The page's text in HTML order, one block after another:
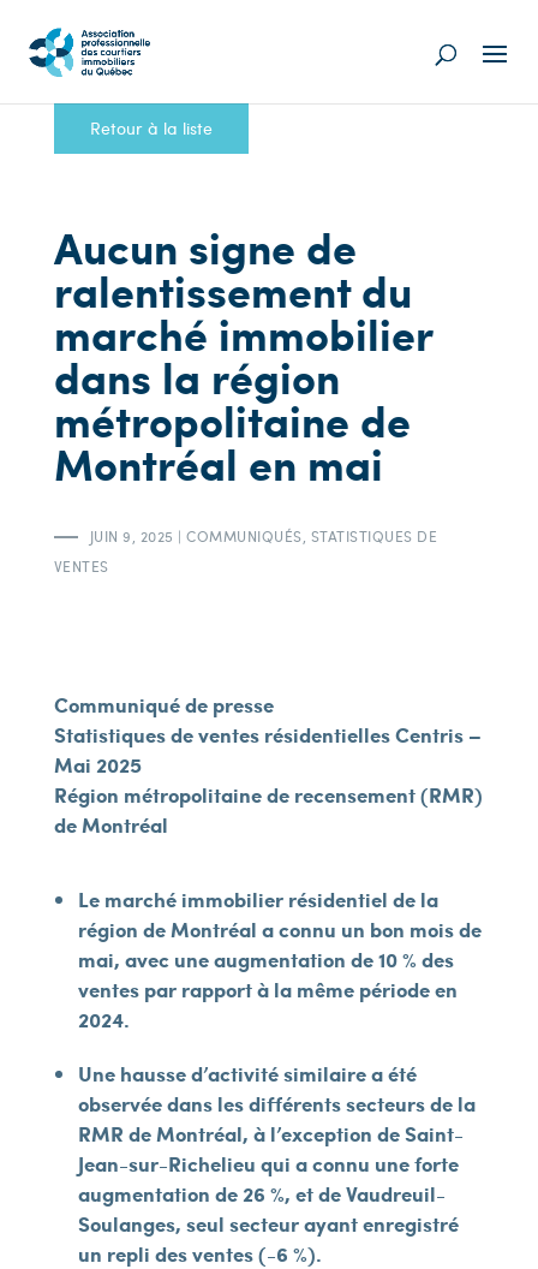
Retour à la liste
Aucun signe de
ralentissement du
marché immobilier
dans la région
métropolitaine de
Montréal en mai
JUIN 9, 2025 |COMMUNIQUÉS STATISTIQUES DE
VENTES
Communiqué de presse
Statistiques de ventes résidentielles Centris –
Mai 2025
Région métropolitaine de recensement (RMR)
de Montréal
Le marché immobilier résidentiel de la
région de Montréal a connu un bon mois de
mai, avec une augmentation de 10 % des
ventes par rapport à la même période en
2024.
Une hausse d’activité similaire a été
observée dans les différents secteurs de la
RMR de Montréal, à l’exception de Saint-
Jean-sur-Richelieu qui a connu une forte
augmentation de 26 %, et de Vaudreuil-
Soulanges, seul secteur ayant enregistré
un repli des ventes (-6 %).